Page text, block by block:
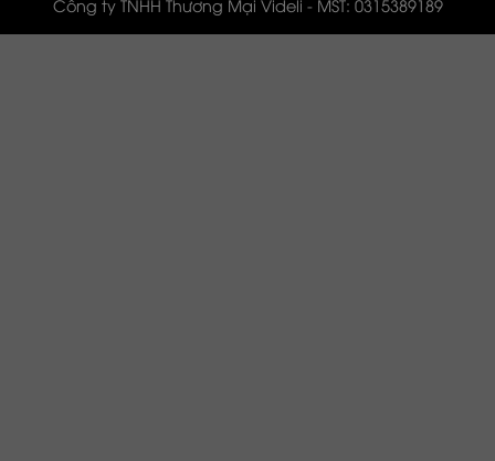
Công ty TNHH Thương Mại Videli - MST: 0315389189